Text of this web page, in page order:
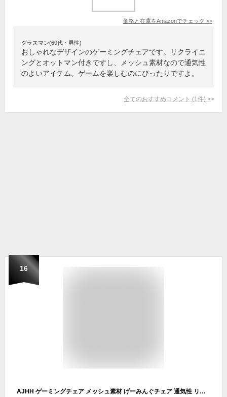
価格と在庫をAmazonでチェック >>
グラスマン(60代・男性)
おしゃれなデザインのゲーミングチェアです。リクライニ
ングとオットマン付きですし、メッシュ素材なので通気性
のよいアイテム。ゲームを楽しむのにぴったりですよ。
全てのおすすめコメント (1 件) >
16
AJHH ゲーミングチェア メッシュ素材 げーみんぐチェア 通気性 リクライニング機能 オフィスチェア 135°ゲームチェア 高級PUレザー オットマン付き